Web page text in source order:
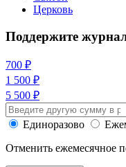
Церковь
Поддержите
700 ₽
1 500 ₽
5 500 ₽
Единоразово
Отменить ежемесячное